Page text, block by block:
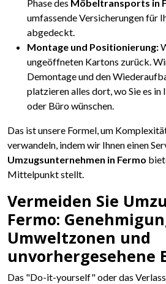
Phase des Möbeltransports in
umfassende Versicherungen für
abgedeckt.
Montage und Positionierung:
ungeöffneten Kartons zurück.
Demontage und den
platzieren alles dort, wo Sie es in
oder Büro wünschen.
Das ist unsere Formel, um
verwandeln, indem wir Ihnen einen
Umzugsunternehmen in Fermo
Mittelpunkt stellt.
Vermeiden Sie
Fermo:
Umweltzonen und
unvorhergesehene
Das "Do-it-yourself" oder das